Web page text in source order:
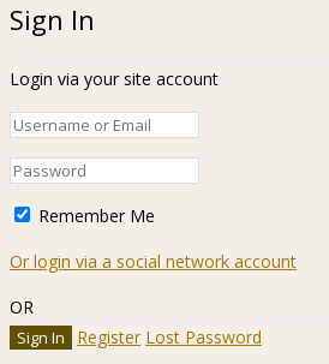
Sign In
Login via your site account
Remember Me
Or login via a social network account
OR
Register Lost Password